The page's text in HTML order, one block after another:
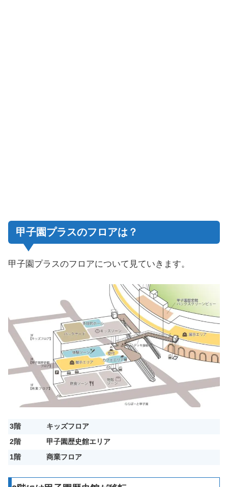
甲子園プラスのフロアは？
甲子園プラスのフロアについて見ていきます。
3階
キッズフロア
2階
甲子園歴史館エリア
1階
商業フロア